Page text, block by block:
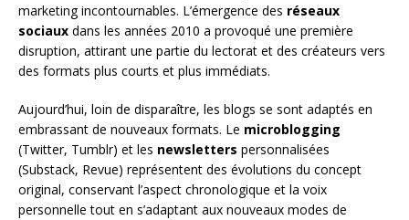
marketing incontournables. L’émergence des réseaux
sociaux dans les années 2010 a provoqué une première
disruption, attirant une partie du lectorat et des créateurs vers
des formats plus courts et plus immédiats.
Aujourd’hui, loin de disparaître, les blogs se sont adaptés en
embrassant de nouveaux formats. Le microblogging
(Twitter, Tumblr) et les newsletters personnalisées
(Substack, Revue) représentent des évolutions du concept
original, conservant l’aspect chronologique et la voix
personnelle tout en s’adaptant aux nouveaux modes de